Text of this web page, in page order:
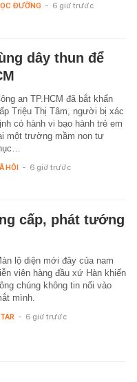
ĐƯỜNG - 6 giờ trước
dây thun để
an TP.HCM đã bắt khẩn
Triệu Thị Tâm, người bị xác
có hành vi bạo hành trẻ em
một trường mầm non tư
HỘI - 6 giờ trước
cấp, phát tướng
lộ diện mới đây của nam
viên hàng đầu xứ Hàn khiến
chúng không tin nổi vào
mình.
- 6 giờ trước